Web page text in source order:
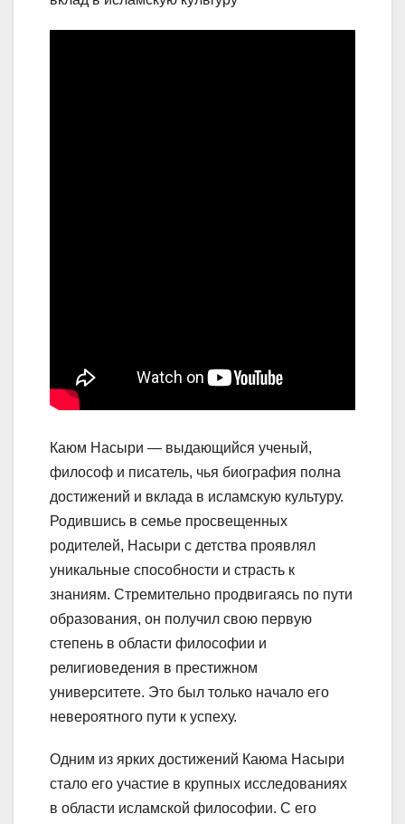
Каюм Насыри — выдающийся ученый,
философ и писатель, чья биография полна
достижений и вклада в исламскую культуру.
Родившись в семье просвещенных
родителей, Насыри с детства проявлял
уникальные способности и страсть к
знаниям. Стремительно продвигаясь по пути
образования, он получил свою первую
степень в области философии и
религиоведения в престижном
университете. Это был только начало его
невероятного пути к успеху.
Одним из ярких достижений Каюма Насыри
стало его участие в крупных исследованиях
в области исламской философии. С его